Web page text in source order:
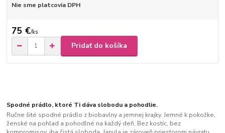
Nie sme platcovia DPH
75 €/ks
Pridať do košíka
Spodné prádlo, ktoré Ti dáva slobodu a pohodlie.
Ručne šité spodné prádlo z biobavlny a jemnej krajky. Jemné k pokožke,
ženské na pohľad a pohodlné na každý deň. Bez kostíc, bez